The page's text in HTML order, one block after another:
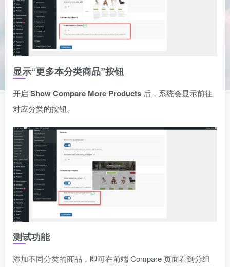
显示“更多本分类商品”按钮
开启 Show Compare More Products 后，系统会显示前往
对应分类的按钮。
测试功能
添加不同分类的商品，即可在前端 Compare 页面看到分组